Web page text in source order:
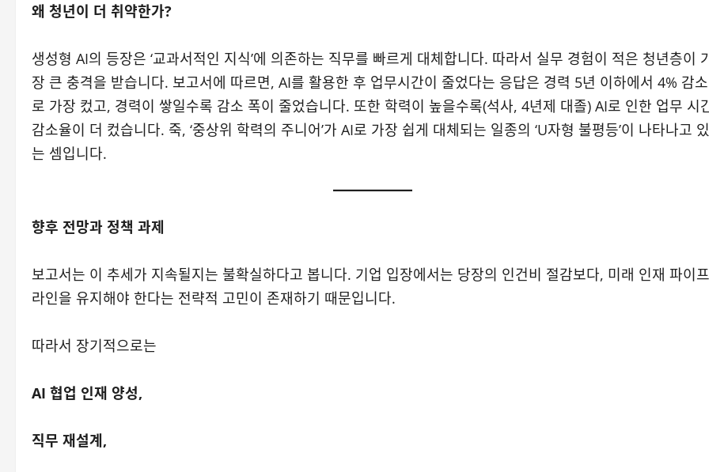
왜 청년이 더 취약한가?
생성형 AI의 등장은 ‘교과서적인 지식’에 의존하는 직무를 빠르게 대체합니다. 따라서 실무 경험이 적은 청년층이
장 큰 충격을 받습니다. 보고서에 따르면, AI를 활용한 후 업무시간이 줄었다는 응답은 경력 5년 이하에서 4% 감소
로 가장 컸고, 경력이 쌓일수록 감소 폭이 줄었습니다. 또한 학력이 높을수록(석사, 4년제 대졸) AI로 인한 업무 시
감소율이 더 컸습니다. 죽, ‘중상위 학력의 주니어’가 AI로 가장 쉽게 대체되는 일종의 ‘U자형 불평등’이 나타나고 있
는 셈입니다.
향후 전망과 정책 과제
보고서는 이 추세가 지속될지는 불확실하다고 봅니다. 기업 입장에서는 당장의 인건비 절감보다, 미래 인재 파이프
라인을 유지해야 한다는 전략적 고민이 존재하기 때문입니다.
따라서 장기적으로는
AI 협업 인재 양성,
직무 재설계,